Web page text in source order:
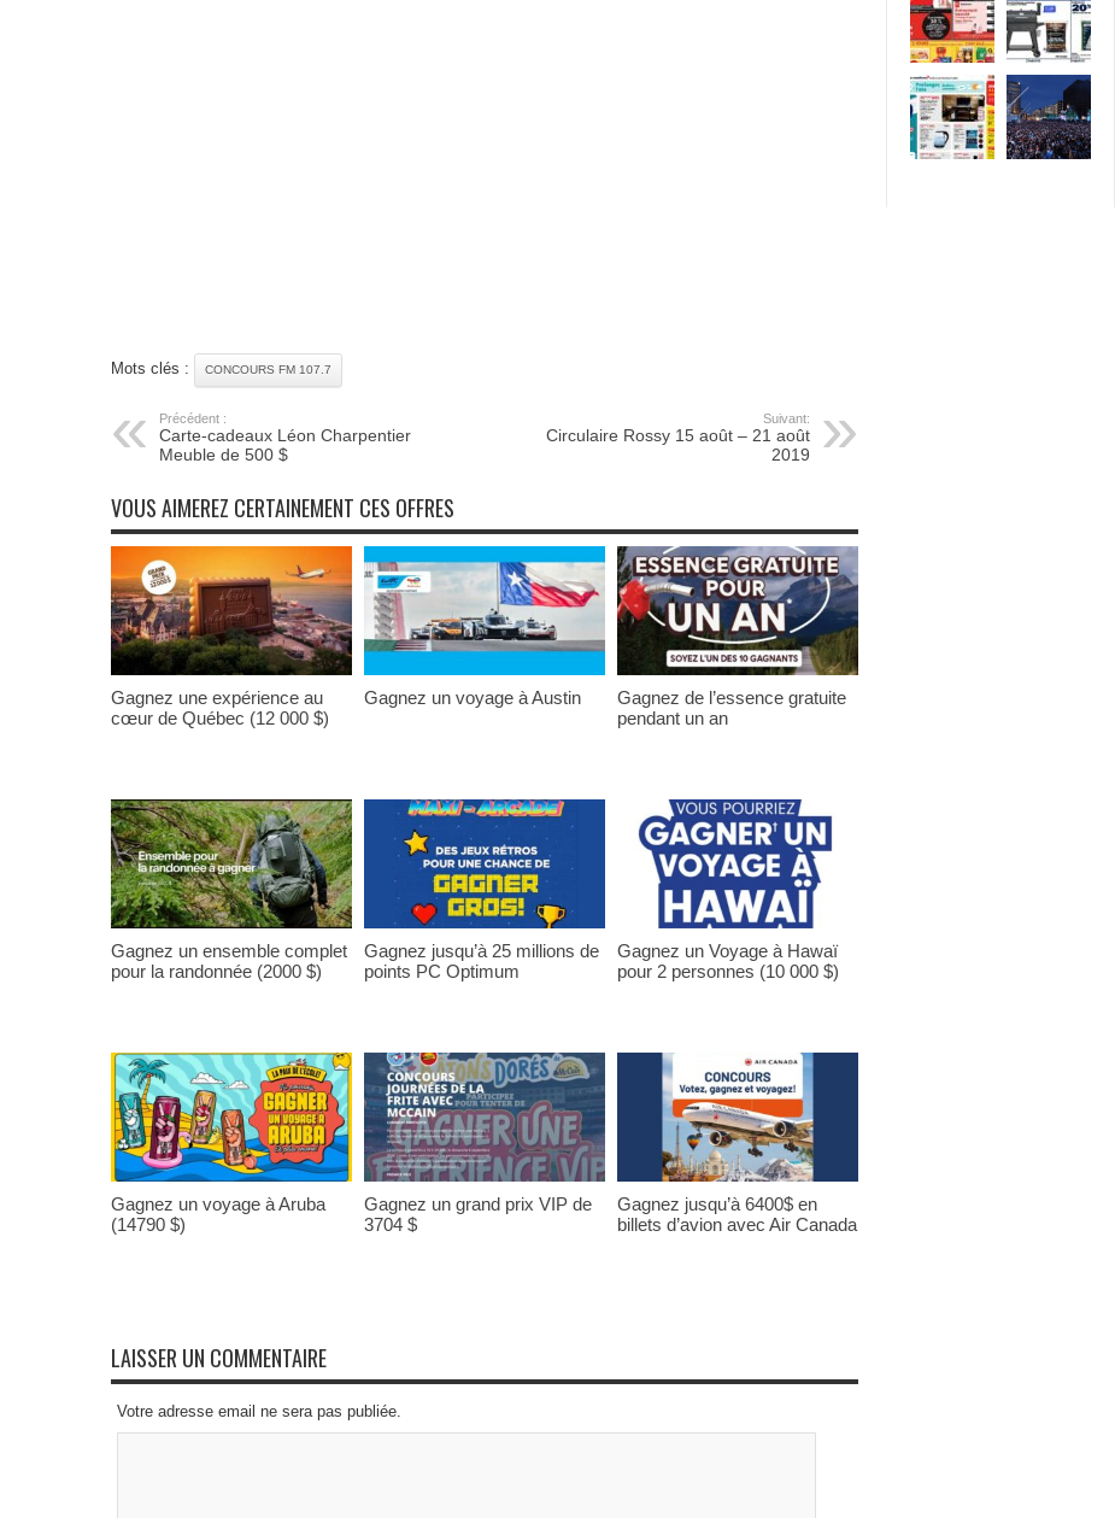
Mots clés : CONCOURS FM 107.7
Précédent :
Carte-cadeaux Léon Charpentier
Meuble de 500 $
Suivant:
Circulaire Rossy 15 août – 21 août
2019
VOUS AIMEREZ CERTAINEMENT CES OFFRES
Gagnez une expérience au
cœur de Québec (12 000 $)
Gagnez un voyage à Austin
Gagnez de l’essence gratuite
pendant un an
Gagnez un ensemble complet
pour la randonnée (2000 $)
Gagnez jusqu’à 25 millions de
points PC Optimum
Gagnez un Voyage à Hawaï
pour 2 personnes (10 000 $)
Gagnez un voyage à Aruba
(14790 $)
Gagnez un grand prix VIP de
3704 $
Gagnez jusqu’à 6400$ en
billets d’avion avec Air Canada
LAISSER UN COMMENTAIRE
Votre adresse email ne sera pas publiée.